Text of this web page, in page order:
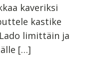
kaveriksi
kastike
limittäin ja
[…]